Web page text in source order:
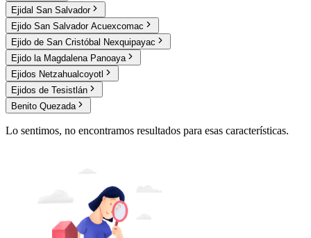
Ejidal San Salvador
Ejido San Salvador Acuexcomac
Ejido de San Cristóbal Nexquipayac
Ejido la Magdalena Panoaya
Ejidos Netzahualcoyotl
Ejidos de Tesistlán
Benito Quezada
Lo sentimos, no encontramos resultados para esas características.